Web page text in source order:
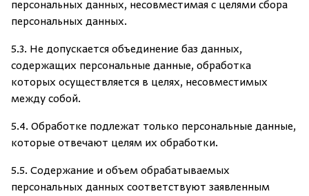
персональных данных, несовместимая с целями сбора
персональных данных.
5.3. Не допускается объединение баз данных,
содержащих персональные данные, обработка
которых осуществляется в целях, несовместимых
между собой.
5.4. Обработке подлежат только персональные данные,
которые отвечают целям их обработки.
5.5. Содержание и объем обрабатываемых
персональных данных соответствуют заявленным
Скрыть/
Нет аккаунта?Зарегистрироваться
Скрыть/
Уже есть аккаунт?Войти